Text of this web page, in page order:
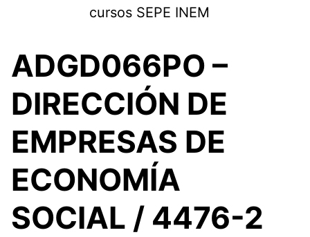
cursos SEPE INEM
ADGD066PO –
DIRECCIÓN DE
EMPRESAS DE
ECONOMÍA
SOCIAL / 4476-2